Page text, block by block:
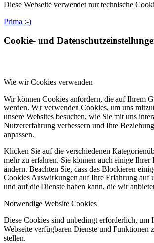
Diese Webseite verwendet nur technische
Prima :-)
Cookie- und
Wie wir Cookies verwenden
Wir können Cookies anfordern, die auf Ihrem
werden. Wir verwenden Cookies, um uns
unsere Websites besuchen, wie Sie mit uns
Nutzererfahrung verbessern und Ihre
anpassen.
Klicken Sie auf die verschiedenen
mehr zu erfahren. Sie können auch einige Ihrer
ändern. Beachten Sie, dass das Blockieren
Cookies Auswirkungen auf Ihre Erfahrung auf
und auf die Dienste haben kann, die wir
Notwendige Website Cookies
Diese Cookies sind unbedingt erforderlich, um
Webseite verfügbaren Dienste und Funktionen
stellen.